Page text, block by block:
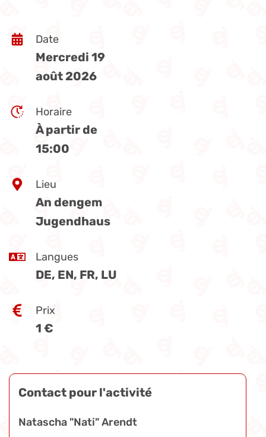
Date
Mercredi 19
août 2026
Horaire
À partir de
15:00
Lieu
An dengem
Jugendhaus
Langues
DE, EN, FR, LU
Prix
1 €
Contact pour l'activité
Natascha "Nati" Arendt